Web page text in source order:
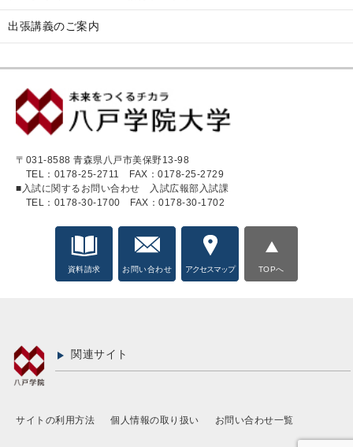
出張講義のご案内
〒031-8588 青森県八戸市美保野13-98
TEL：0178-25-2711
FAX：0178-25-2729
■入試に関するお問い合わせ 入試広報部入試課
TEL：0178-30-1700 FAX：0178-30-1702
資料請求 お問い合わせ アクセスマップ TOPへ
関連サイト
サイトの利用方法 個人情報の取り扱い お問い合わせ一覧